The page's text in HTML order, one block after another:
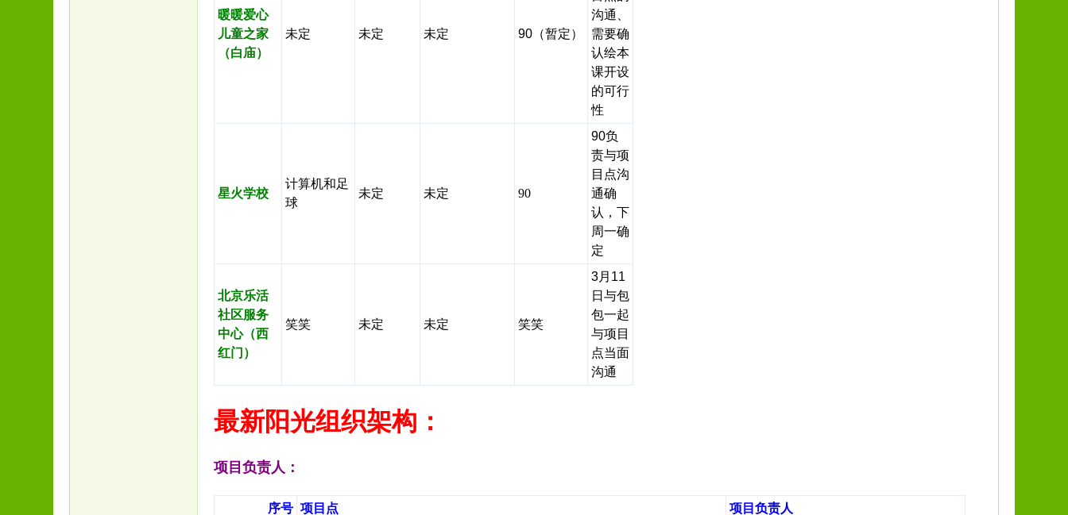
暖暖爱心
儿童之家
（白庙）
未定 未定 未定 90（暂定）
沟通、
需要确
认绘本
课开设
的可行
性
星火学校
计算机和足
球
未定 未定 90
90负
责与项
目点沟
通确
认，下
周一确
定
北京乐活
社区服务
中心（西
红门）
笑笑 未定 未定 笑笑
3月11
日与包
包一起
与项目
点当面
沟通
最新阳光组织架构：
项目负责人：
序号 项目点 项目负责人